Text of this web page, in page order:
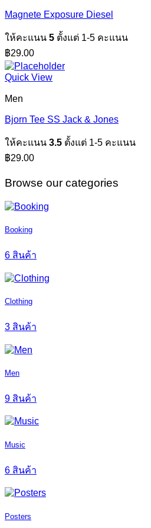
Magnete Exposure Diesel
ให้คะแนน 5 ตั้งแต่ 1-5 คะแนน
฿29.00
Quick View
Men
Bjorn Tee SS Jack & Jones
ให้คะแนน 3.5 ตั้งแต่ 1-5 คะแนน
฿29.00
Browse our categories
Booking
6 สินค้า
Clothing
3 สินค้า
Men
9 สินค้า
Music
6 สินค้า
Posters